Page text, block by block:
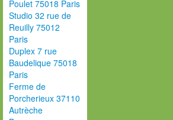
Poulet 75018 Paris
Studio 32 rue de
Reuilly 75012
Paris
Duplex 7 rue
Baudelique 75018
Paris
Ferme de
Porcherieux 37110
Autrèche